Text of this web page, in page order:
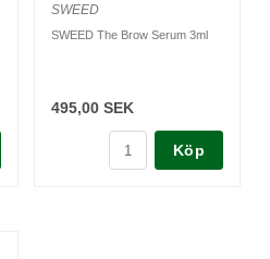
SWEED
SWEED The Brow Serum 3ml
495,00 SEK
Köp